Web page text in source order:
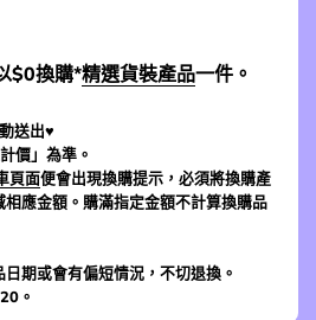
$0換購*精選貨裝產品一件。
送出♥
價」為準。
頁面便會出現換購提示，必須將換購產
應金額。購滿指定金額不計算換購品
期或會有偏短情況，不切退換。
。